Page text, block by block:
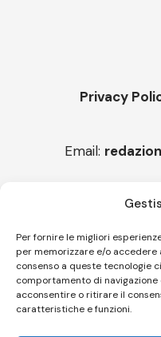
Per fornire le migliori
per memorizzare e/o accedere
consenso a queste tecnologie
comportamento di navigazione
acconsentire o ritirare il
caratteristiche e funzioni.
Privacy
Email:
“Cico festival! Oltre